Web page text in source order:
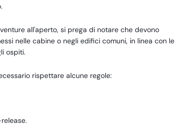
all'aperto, si prega di notare che devono
nelle cabine o negli edifici comuni, in linea con le
ospiti.
rispettare alcune regole: